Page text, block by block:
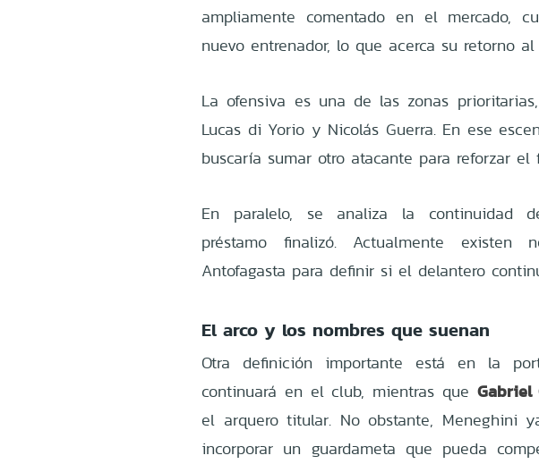
ampliamente comentado en el mercado,
nuevo entrenador, lo que acerca su retorno
La ofensiva es una de las zonas
Lucas di Yorio y Nicolás Guerra. En ese
buscaría sumar otro atacante para reforzar el
En paralelo, se analiza la continuidad
préstamo finalizó. Actualmente existen
Antofagasta para definir si el delantero
El arco y los nombres que suenan
Otra definición importante está en la
continuará en el club, mientras que Gabriel
el arquero titular. No obstante, Meneghini
incorporar un guardameta que pueda